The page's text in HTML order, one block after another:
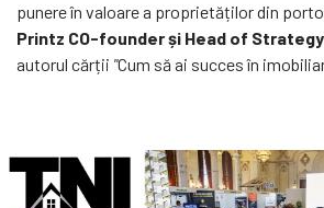
punere în valoare a proprietăților din
Printz CO-founder și Head of
autorul cărții "Cum să ai succes în